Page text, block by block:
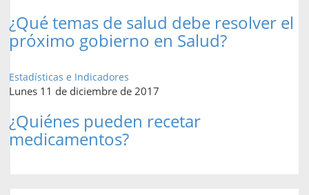
¿Qué temas de salud debe resolver el
próximo gobierno en Salud?
Estadísticas e Indicadores
Lunes 11 de diciembre de 2017
¿Quiénes pueden recetar
medicamentos?